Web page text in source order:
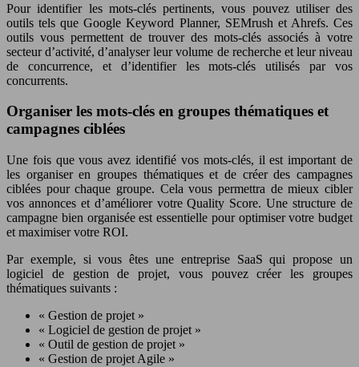
Pour identifier les mots-clés pertinents, vous pouvez utiliser des
outils tels que Google Keyword Planner, SEMrush et Ahrefs. Ces
outils vous permettent de trouver des mots-clés associés à votre
secteur d’activité, d’analyser leur volume de recherche et leur niveau
de concurrence, et d’identifier les mots-clés utilisés par vos
concurrents.
Organiser les mots-clés en groupes thématiques et
campagnes ciblées
Une fois que vous avez identifié vos mots-clés, il est important de
les organiser en groupes thématiques et de créer des campagnes
ciblées pour chaque groupe. Cela vous permettra de mieux cibler
vos annonces et d’améliorer votre Quality Score. Une structure de
campagne bien organisée est essentielle pour optimiser votre budget
et maximiser votre ROI.
Par exemple, si vous êtes une entreprise SaaS qui propose un
logiciel de gestion de projet, vous pouvez créer les groupes
thématiques suivants :
« Gestion de projet »
« Logiciel de gestion de projet »
« Outil de gestion de projet »
« Gestion de projet Agile »